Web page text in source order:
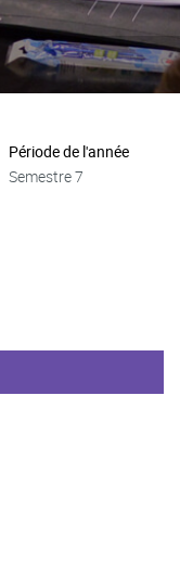
Période de l'année
Semestre 7